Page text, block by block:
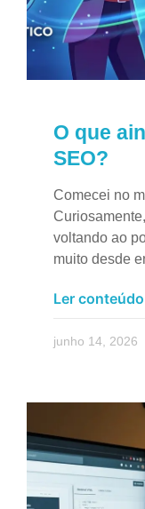
O que
SEO?
Comecei no
voltando ao
muito desde
Ler
junho 14, 2026